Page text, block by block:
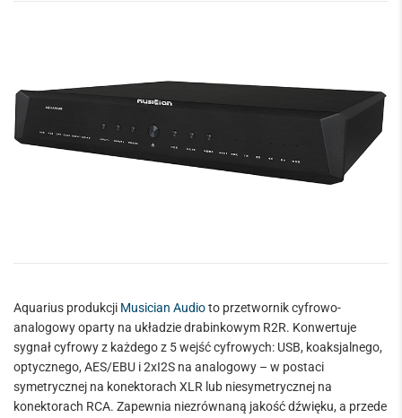
Aquarius produkcji Musician Audioto przetwornik cyfrowo-
analogowy oparty na układzie drabinkowym R2R. Konwertuje
sygnał cyfrowy z każdego z 5 wejść cyfrowych: USB, koaksjalnego,
optycznego, AES/EBU i 2xI2S na analogowy – w postaci
symetrycznej na konektorach XLR lub niesymetrycznej na
konektorach RCA. Zapewnia niezrównaną jakość dźwięku, a przede